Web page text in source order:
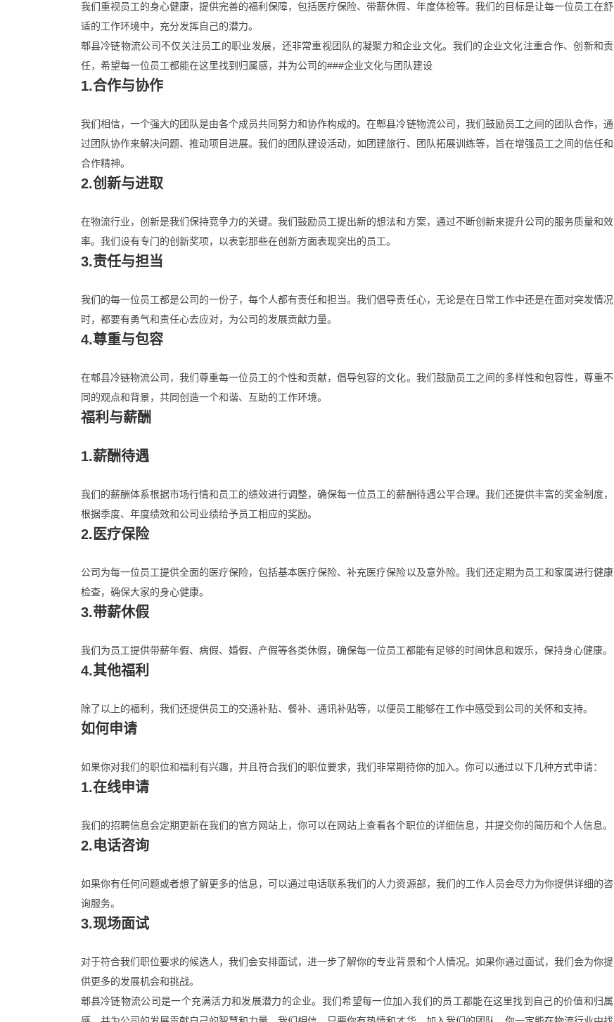
我们重视员工的身心健康，提供完善的福利保障，包括医疗保险、带薪休假、年度体检等。我们的目标是让每一位员工在舒
适的工作环境中，充分发挥自己的潜力。
郫县冷链物流公司不仅关注员工的职业发展，还非常重视团队的凝聚力和企业文化。我们的企业文化注重合作、创新和责
任，希望每一位员工都能在这里找到归属感，并为公司的###企业文化与团队建设
1.合作与协作
我们相信，一个强大的团队是由各个成员共同努力和协作构成的。在郫县冷链物流公司，我们鼓励员工之间的团队合作，通
过团队协作来解决问题、推动项目进展。我们的团队建设活动，如团建旅行、团队拓展训练等，旨在增强员工之间的信任和
合作精神。
2.创新与进取
在物流行业，创新是我们保持竞争力的关键。我们鼓励员工提出新的想法和方案，通过不断创新来提升公司的服务质量和效
率。我们设有专门的创新奖项，以表彰那些在创新方面表现突出的员工。
3.责任与担当
我们的每一位员工都是公司的一份子，每个人都有责任和担当。我们倡导责任心，无论是在日常工作中还是在面对突发情况
时，都要有勇气和责任心去应对，为公司的发展贡献力量。
4.尊重与包容
在郫县冷链物流公司，我们尊重每一位员工的个性和贡献，倡导包容的文化。我们鼓励员工之间的多样性和包容性，尊重不
同的观点和背景，共同创造一个和谐、互助的工作环境。
福利与薪酬
1.薪酬待遇
我们的薪酬体系根据市场行情和员工的绩效进行调整，确保每一位员工的薪酬待遇公平合理。我们还提供丰富的奖金制度，
根据季度、年度绩效和公司业绩给予员工相应的奖励。
2.医疗保险
公司为每一位员工提供全面的医疗保险，包括基本医疗保险、补充医疗保险以及意外险。我们还定期为员工和家属进行健康
检查，确保大家的身心健康。
3.带薪休假
我们为员工提供带薪年假、病假、婚假、产假等各类休假，确保每一位员工都能有足够的时间休息和娱乐，保持身心健康。
4.其他福利
除了以上的福利，我们还提供员工的交通补贴、餐补、通讯补贴等，以便员工能够在工作中感受到公司的关怀和支持。
如何申请
如果你对我们的职位和福利有兴趣，并且符合我们的职位要求，我们非常期待你的加入。你可以通过以下几种方式申请：
1.在线申请
我们的招聘信息会定期更新在我们的官方网站上，你可以在网站上查看各个职位的详细信息，并提交你的简历和个人信息。
2.电话咨询
如果你有任何问题或者想了解更多的信息，可以通过电话联系我们的人力资源部，我们的工作人员会尽力为你提供详细的咨
询服务。
3.现场面试
对于符合我们职位要求的候选人，我们会安排面试，进一步了解你的专业背景和个人情况。如果你通过面试，我们会为你提
供更多的发展机会和挑战。
郫县冷链物流公司是一个充满活力和发展潜力的企业。我们希望每一位加入我们的员工都能在这里找到自己的价值和归属